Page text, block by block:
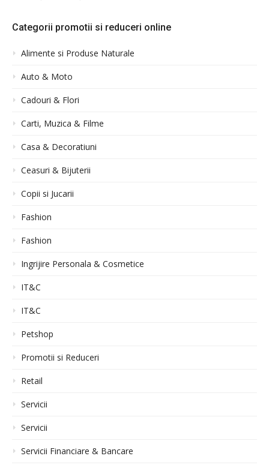
Categorii promotii si reduceri online
Alimente si Produse Naturale
Auto & Moto
Cadouri & Flori
Carti, Muzica & Filme
Casa & Decoratiuni
Ceasuri & Bijuterii
Copii si Jucarii
Fashion
Fashion
Ingrijire Personala & Cosmetice
IT&C
IT&C
Petshop
Promotii si Reduceri
Retail
Servicii
Servicii
Servicii Financiare & Bancare